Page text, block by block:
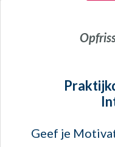
Geef je